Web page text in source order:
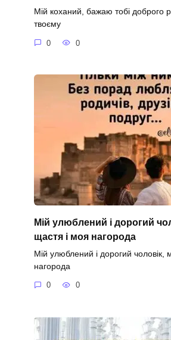
Мій коханий, бажаю тобі доброго
твоєму
0 0
Мій улюблений і дорогий
щастя і моя нагорода
Мій улюблений і дорогий чоловік,
нагорода
0 0